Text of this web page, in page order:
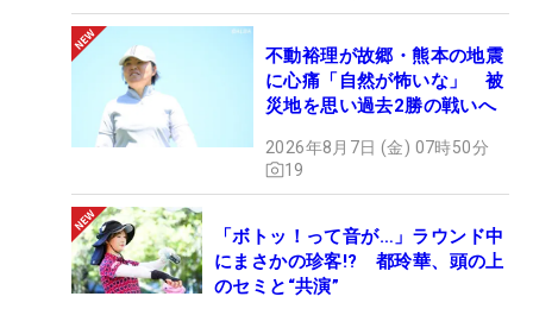
不動裕理が故郷・熊本の地震
に心痛「自然が怖いな」 被
災地を思い過去2勝の戦いへ
2026年8月7日 (金) 07時50分
19
「ボトッ！って音が…」ラウンド中
にまさかの珍客!? 都玲華、頭の上
のセミと“共演”